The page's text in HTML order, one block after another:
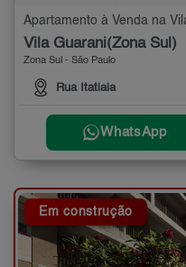
Vila Guarani(Zona Sul)
Zona Sul - São Paulo
Rua Itatiaia
WhatsApp
Em construção